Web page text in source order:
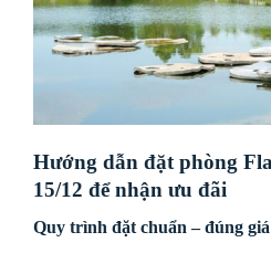
Hướng dẫn đặt phòng
15/12 để nhận ưu đãi
Quy trình đặt chuẩn – đúng